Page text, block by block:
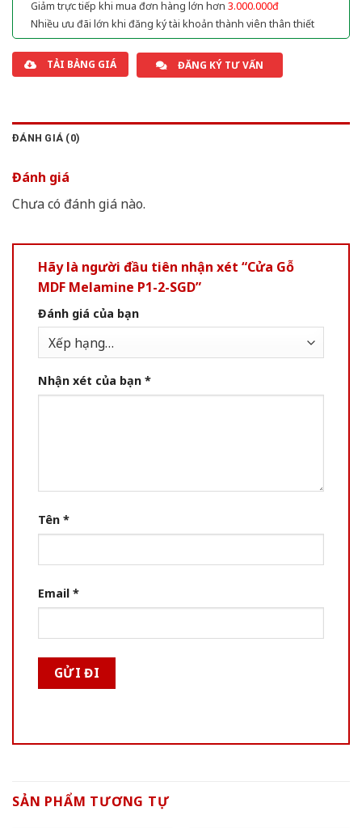
Giảm trực tiếp khi mua đơn hàng lớn hơn 3.000.000đ
Nhiều ưu đãi lớn khi đăng ký tài khoản thành viên thân thiết
TẢI BẢNG GIÁ ĐĂNG KÝ TƯ VẤN
ĐÁNH GIÁ (0)
Đánh giá
Chưa có đánh giá nào.
Hãy là người đầu tiên nhận xét “Cửa Gỗ
MDF Melamine P1-2-SGD”
Đánh giá của bạn
Nhận xét của bạn *
Tên *
Email *
SẢN PHẨM TƯƠNG TỰ